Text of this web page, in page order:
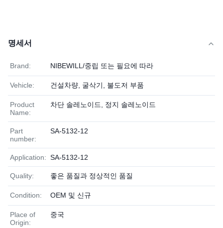
명세서
Brand: NIBEWILL/중립 또는 필요에 따라
Vehicle: 건설차량, 굴삭기, 불도저 부품
Product
Name:
차단 솔레노이드, 정지 솔레노이드
Part
number:
SA-5132-12
Application: SA-5132-12
Quality: 좋은 품질과 정상적인 품질
Condition: OEM 및 신규
Place of
Origin:
중국